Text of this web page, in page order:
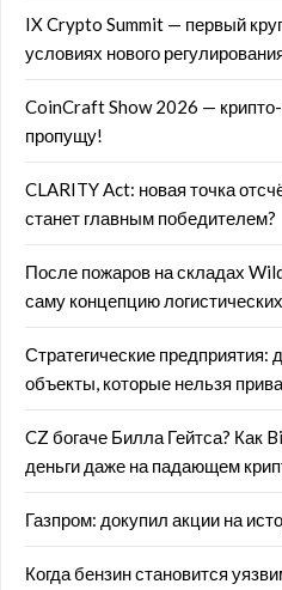
IX Crypto Summit — первый
условиях нового
CoinCraft Show 2026 — крипто-
пропущу!
CLARITY Act: новая точка
станет главным победителем?
После пожаров на складах
саму концепцию
Стратегические
объекты, которые нельзя
CZ богаче Билла Гейтса? Как
деньги даже на падающем
Газпром: докупил акции на
Когда бензин становится